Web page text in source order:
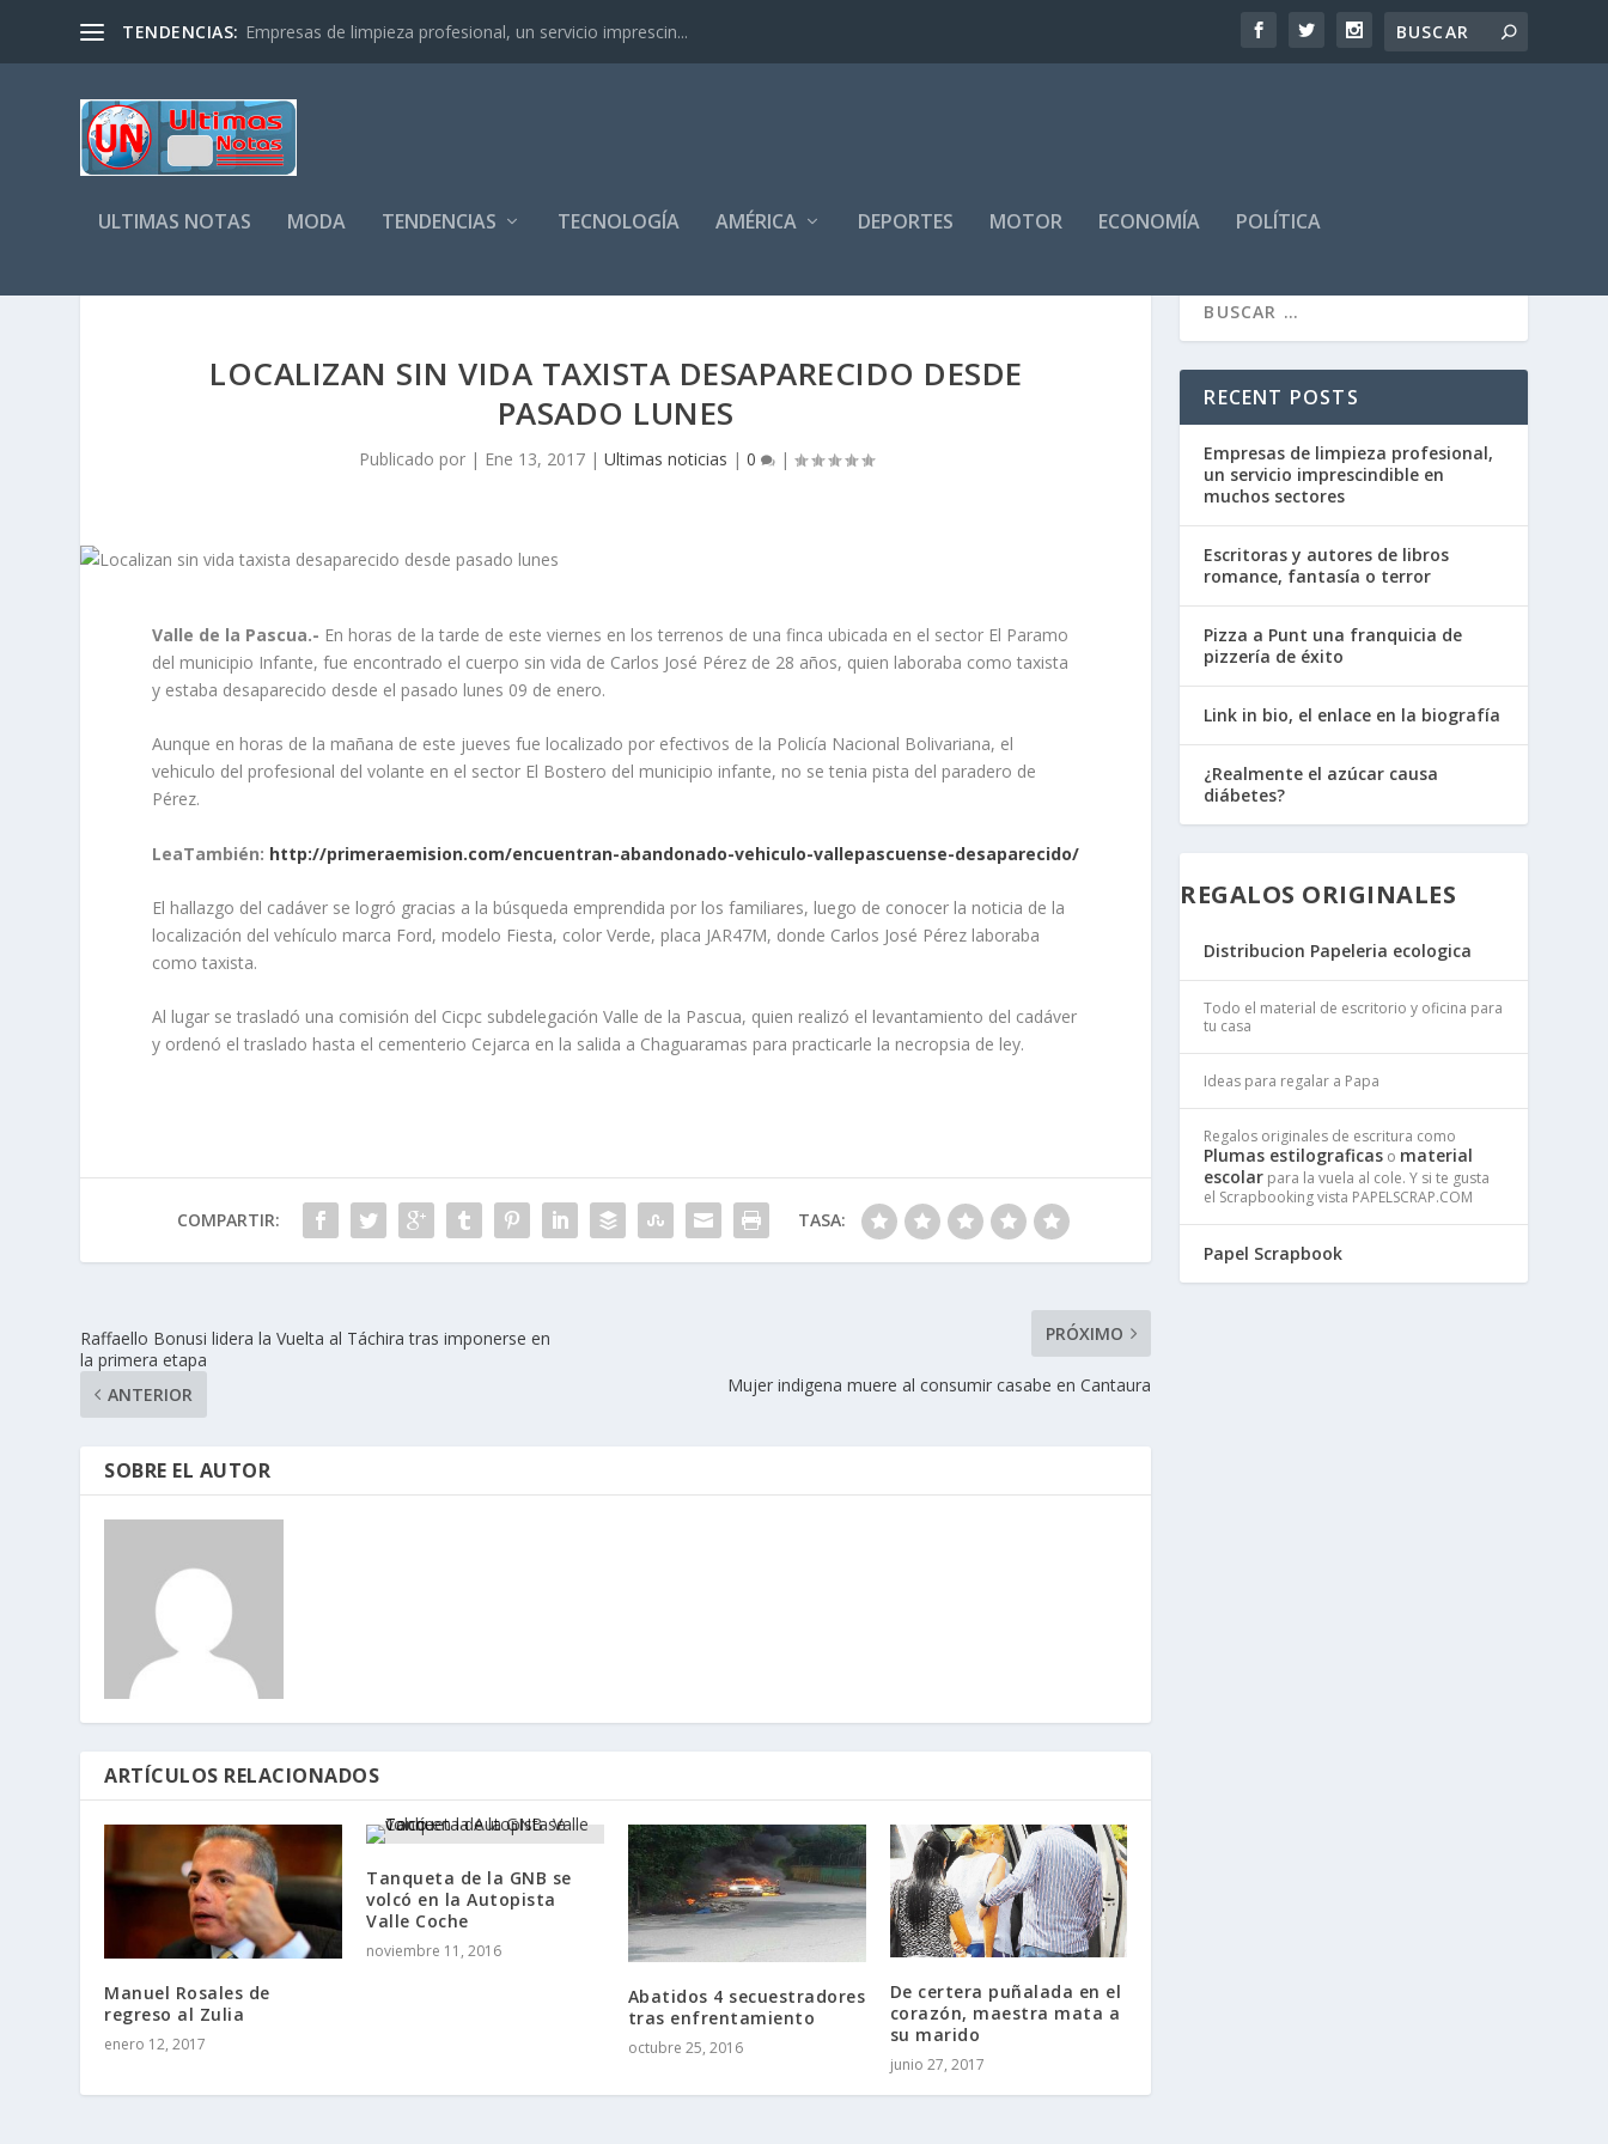
TENDENCIAS: Empresas de limpieza profesional, un servicio imprescin...
ULTIMAS NOTAS MODA TENDENCIAS TECNOLOGÍA AMÉRICA DEPORTES MOTOR ECONOMÍA POLÍTICA
LOCALIZAN SIN VIDA TAXISTA DESAPARECIDO DESDE
PASADO LUNES
Publicado por | Ene 13, 2017| Ultimas noticias | 0 |
Valle de la Pascua.- En horas de la tarde de este viernes en los terrenos de una finca ubicada en el sector El Paramo
del municipio Infante, fue encontrado el cuerpo sin vida de Carlos José Pérez de 28 años, quien laboraba como taxista
y estaba desaparecido desde el pasado lunes 09 de enero.
Aunque en horas de la mañana de este jueves fue localizado por efectivos de la Policía Nacional Bolivariana, el
vehiculo del profesional del volante en el sector El Bostero del municipio infante, no se tenia pista del paradero de
Pérez.
LeaTambién: http://primeraemision.com/encuentran-abandonado-vehiculo-vallepascuense-desaparecido/
El hallazgo del cadáver se logró gracias a la búsqueda emprendida por los familiares, luego de conocer la noticia de la
localización del vehículo marca Ford, modelo Fiesta, color Verde, placa JAR47M, donde Carlos José Pérez laboraba
como taxista.
Al lugar se trasladó una comisión del Cicpc subdelegación Valle de la Pascua, quien realizó el levantamiento del cadáver
y ordenó el traslado hasta el cementerio Cejarca en la salida a Chaguaramas para practicarle la necropsia de ley.
COMPARTIR: TASA:
Raffaello Bonusi lidera la Vuelta al Táchira tras imponerse en
la primera etapa
ANTERIOR
PRÓXIMO
Mujer indigena muere al consumir casabe en Cantaura
SOBRE EL AUTOR
ARTÍCULOS RELACIONADOS
Manuel Rosales de
regreso al Zulia
enero 12, 2017
Tanqueta de la GNB se
volcó en la Autopista
Valle Coche
noviembre 11, 2016
Abatidos 4 secuestradores
tras enfrentamiento
octubre 25, 2016
De certera puñalada en el
corazón, maestra mata a
su marido
junio 27, 2017
RECENT POSTS
Empresas de limpieza profesional,
un servicio imprescindible en
muchos sectores
Escritoras y autores de libros
romance, fantasía o terror
Pizza a Punt una franquicia de
pizzería de éxito
Link in bio, el enlace en la biografía
¿Realmente el azúcar causa
diábetes?
REGALOS ORIGINALES
Distribucion Papeleria ecologica
Todo el material de escritorio y oficina para
tu casa
Ideas para regalar a Papa
Regalos originales de escritura como
Plumas estilograficas o material
escolar para la vuela al cole. Y si te gusta
el Scrapbooking vista PAPELSCRAP.COM
Papel Scrapbook